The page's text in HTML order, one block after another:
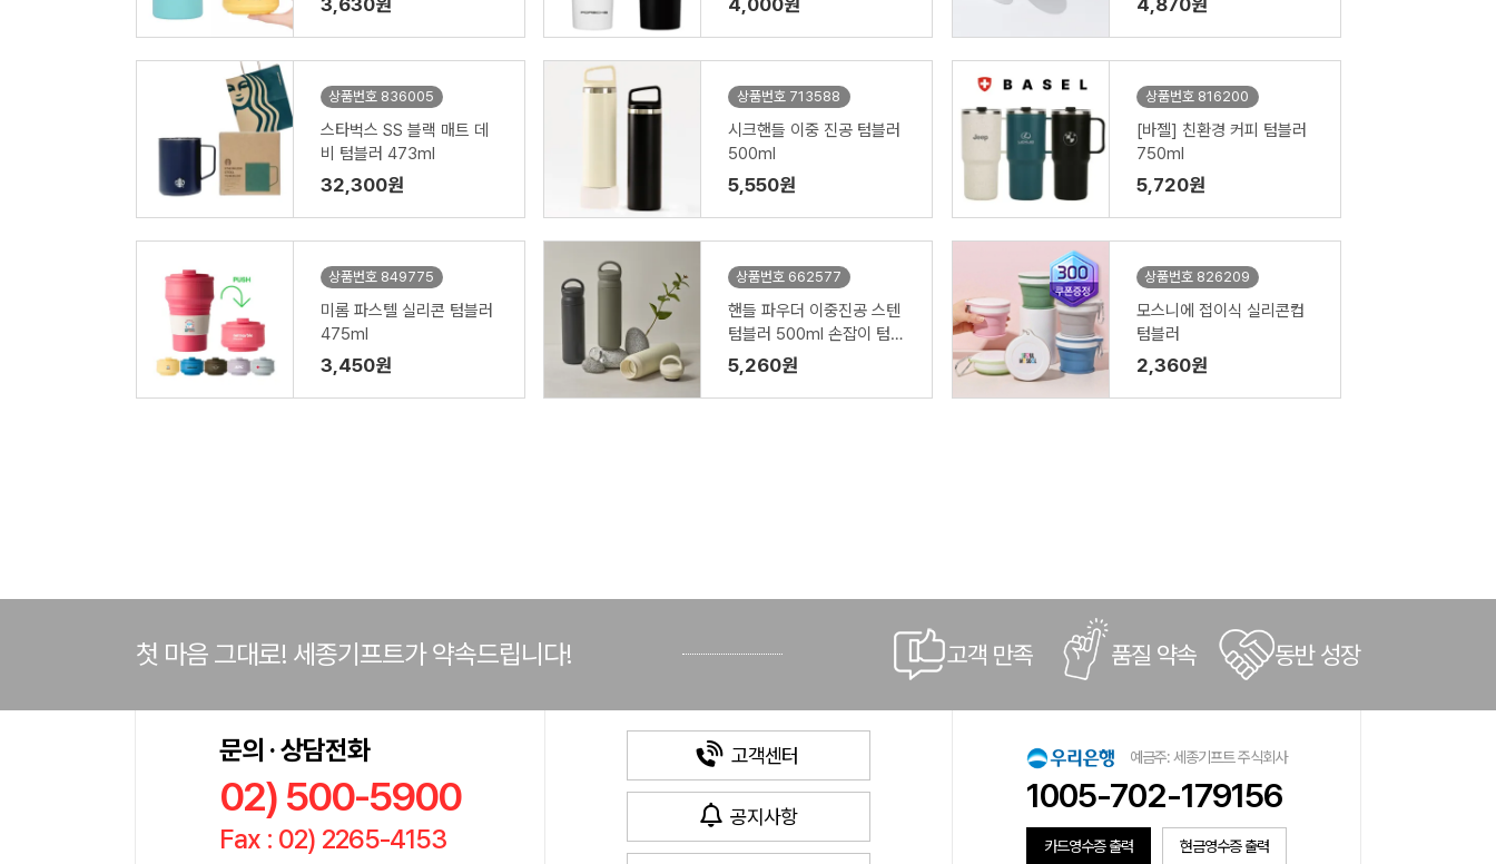
3,630원 4,000원 4,870원
상품번호 836005
스타벅스 SS 블랙 매트 데
비 텀블러 473ml
32,300원
상품번호 713588
시크핸들 이중 진공 텀블러
500ml
5,550원
상품번호 816200
[바젤] 친환경 커피 텀블러
750ml
5,720원
상품번호 849775
미롬 파스텔 실리콘 텀블러
475ml
3,450원
상품번호 662577
핸들 파우더 이중진공 스텐
텀블러 500ml 손잡이 텀블
러
5,260원
상품번호 826209
모스니에 접이식 실리콘컵
텀블러
2,360원
첫 마음 그대로! 세종기프트가 약속드립니다! 고객 만족 품질 약속 동반 성장
문의 · 상담전화
02) 500-5900
Fax : 02) 2265-4153
고객센터
공지사항
예금주: 세종기프트 주식회사
1005-702-179156
카드영수증 출력 현금영수증 출력